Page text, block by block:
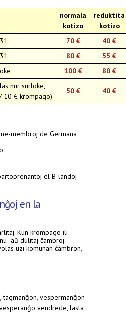
normala
kotizo
reduktita
kotizo
70 €
40 €
80 €
55 €
100 €
80 €
nur surloke,
10 € krompago)
50 € 40 €
membroj de Germana
el B-landoj
en la
Kun krompago ili
aŭ dulitaj ĉambroj.
uzi komunan ĉambron,
tagmanĝon, vespermanĝon
vendrede, lasta